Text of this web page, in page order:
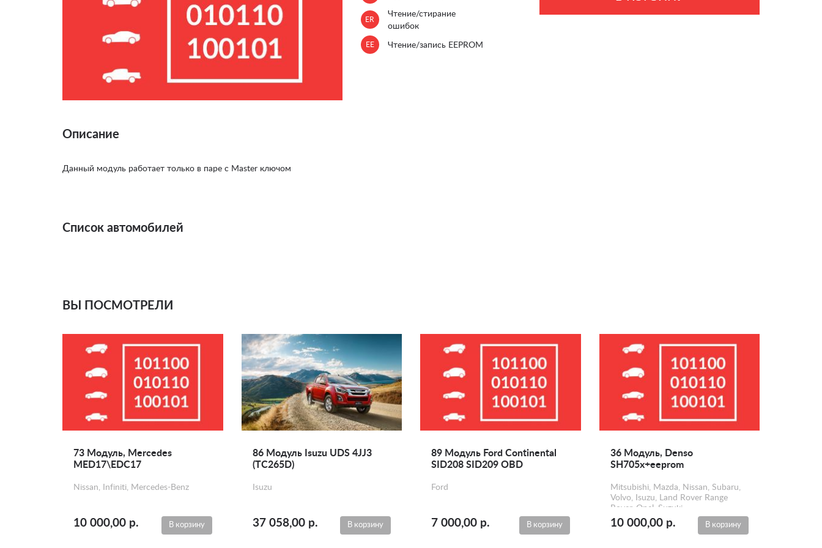
ER
Чтение/стирание
ошибок
EE Чтение/запись EEPROM
Описание
Данный модуль работает только в паре с Master ключом
Список автомобилей
ВЫ ПОСМОТРЕЛИ
73 Модуль, Mercedes
MED17\EDC17
Nissan, Infiniti, Mercedes-Benz
10 000,00 р. В корзину
86 Модуль Isuzu UDS 4JJ3
(TC265D)
Isuzu
37 058,00 р. В корзину
89 Модуль Ford Continental
SID208 SID209 OBD
Ford
7 000,00 р. В корзину
36 Модуль, Denso
SH705x+eeprom
Mitsubishi, Mazda, Nissan, Subaru,
Volvo, Isuzu, Land Rover Range
Rover, Opel, Suzuki
10 000,00 р. В корзину